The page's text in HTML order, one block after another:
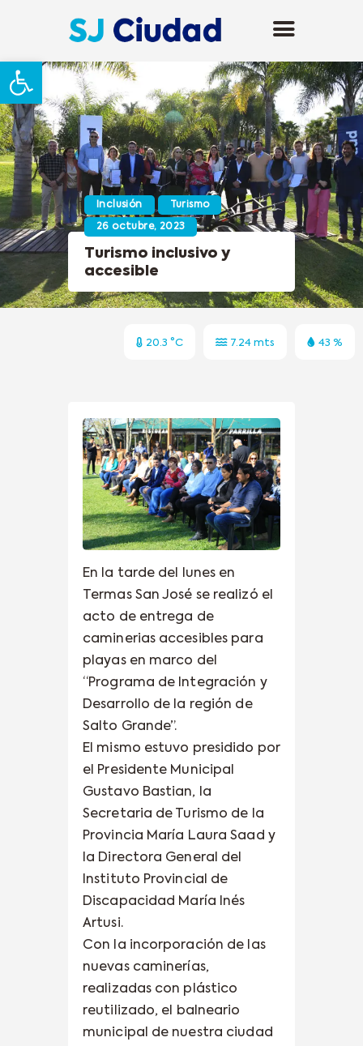
Abrir barra de herramientas
Inclusión Turismo
26 octubre, 2023
Turismo inclusivo y
accesible
20.3 °C 7.24 mts 43 %
En la tarde del lunes en
Termas San José se realizó el
acto de entrega de
caminerias accesibles para
playas en marco del
“Programa de Integración y
Desarrollo de la región de
Salto Grande”.
El mismo estuvo presidido por
el Presidente Municipal
Gustavo Bastian, la
Secretaria de Turismo de la
Provincia María Laura Saad y
la Directora General del
Instituto Provincial de
Discapacidad María Inés
Artusi.
Con la incorporación de las
nuevas caminerías,
realizadas con plástico
reutilizado, el balneario
municipal de nuestra ciudad